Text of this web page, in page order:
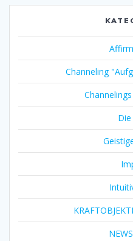
Channeling
Die